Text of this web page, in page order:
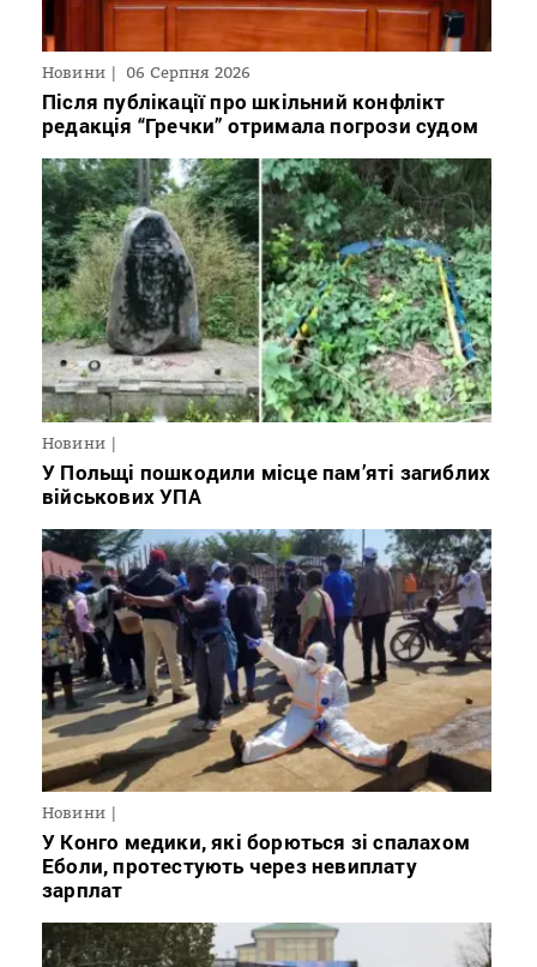
Новини 06 Серпня 2026
Після публікації про шкільний конфлікт
редакція “Гречки” отримала погрози судом
Новини
У Польщі пошкодили місце пам’яті загиблих
військових УПА
Новини
У Конго медики, які борються зі спалахом
Еболи, протестують через невиплату
зарплат